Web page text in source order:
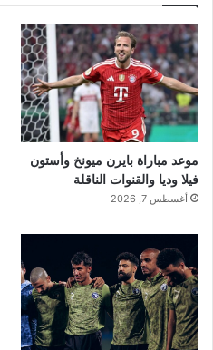
موعد مباراة بايرن ميونخ وأستون
فيلا وديا والقنوات الناقلة
أغسطس 7, 2026